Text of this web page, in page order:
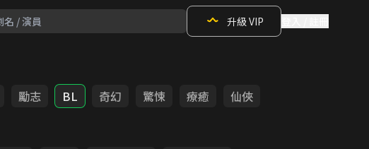
升級 VIP
勵志 BL 奇幻 驚悚 療癒
仙俠